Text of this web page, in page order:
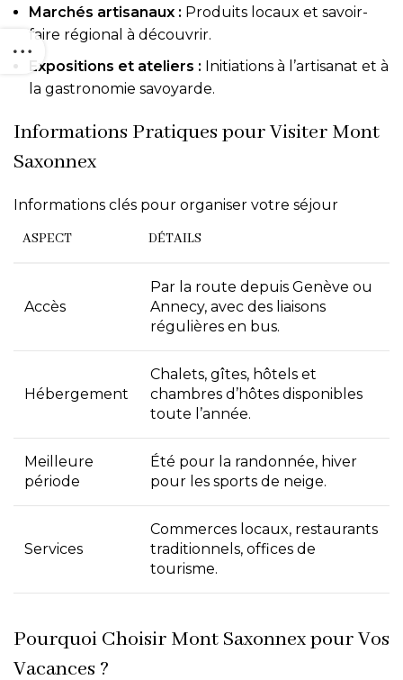
Marchés artisanaux : Produits locaux et savoir-
faire régional à découvrir.
Expositions et ateliers : Initiations à l’artisanat et à
la gastronomie savoyarde.
Informations Pratiques pour Visiter Mont
Saxonnex
Informations clés pour organiser votre séjour
ASPECT DÉTAILS
Accès
Par la route depuis Genève ou
Annecy, avec des liaisons
régulières en bus.
Hébergement
Chalets, gîtes, hôtels et
chambres d’hôtes disponibles
toute l’année.
Meilleure
période
Été pour la randonnée, hiver
pour les sports de neige.
Services
Commerces locaux, restaurants
traditionnels, offices de
tourisme.
Pourquoi Choisir Mont Saxonnex pour Vos
Vacances ?